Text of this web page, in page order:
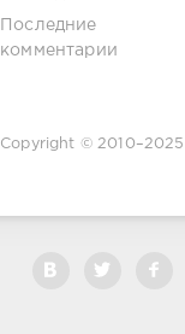
Последние
комментарии
Copyright © 2010–2025